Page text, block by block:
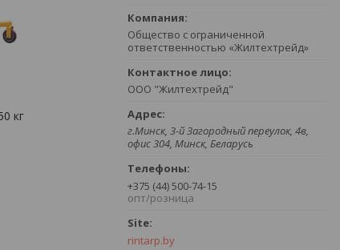
кг
Общество с ограниченной
ответственностью «Жилтехтрейд»
ООО "Жилтехтрейд"
г.Минск, 3-й Загородный переулок, 4в,
офис 304, Минск, Беларусь
+375 (44) 500-74-15
опт/розница
rintarp.by